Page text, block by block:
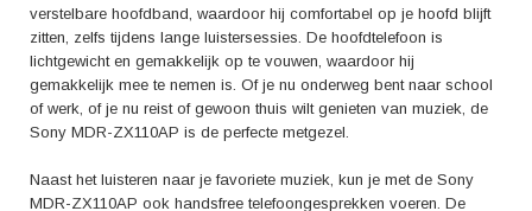
verstelbare hoofdband, waardoor hij comfortabel op je hoofd blijft
zitten, zelfs tijdens lange luistersessies. De hoofdtelefoon is
lichtgewicht en gemakkelijk op te vouwen, waardoor hij
gemakkelijk mee te nemen is. Of je nu onderweg bent naar school
of werk, of je nu reist of gewoon thuis wilt genieten van muziek, de
Sony MDR-ZX110AP is de perfecte metgezel.
Naast het luisteren naar je favoriete muziek, kun je met de Sony
MDR-ZX110AP ook handsfree telefoongesprekken voeren. De